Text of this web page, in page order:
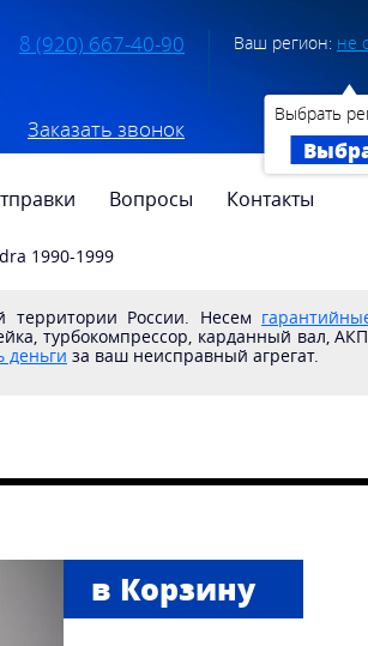
8 (920) 667-40-90
Заказать звонок
Ваш регион: не
Выбрать
Вопросы Контакты
1990-1999
России. Несем
турбокомпрессор, карданный вал,
деньги за ваш неисправный агрегат.